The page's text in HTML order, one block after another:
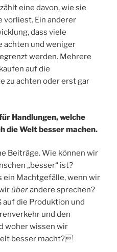
eine davon, wie sie
vorliest. Ein anderer
dass viele
achten und weniger
werden. Mehrere
auf die
zu achten oder erst gar
Handlungen, welche
die Welt besser machen.
Beiträge. Wie können wir
„besser“ ist?
ein Machtgefälle, wenn wir
überandere sprechen?
die Produktion und
und den
woher wissen wir
besser macht?